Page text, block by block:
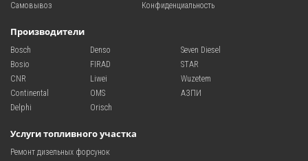
Самовывоз
Конфиденциальность
Производители
Bosch
Bosio
CNR
Continental
Delphi
Denso
FIRAD
Liwei
OMS
Orisch
Seven Diesel
STAR
Wuzetem
АЗПИ
Услуги топливного участка
Ремонт дизельных форсунок